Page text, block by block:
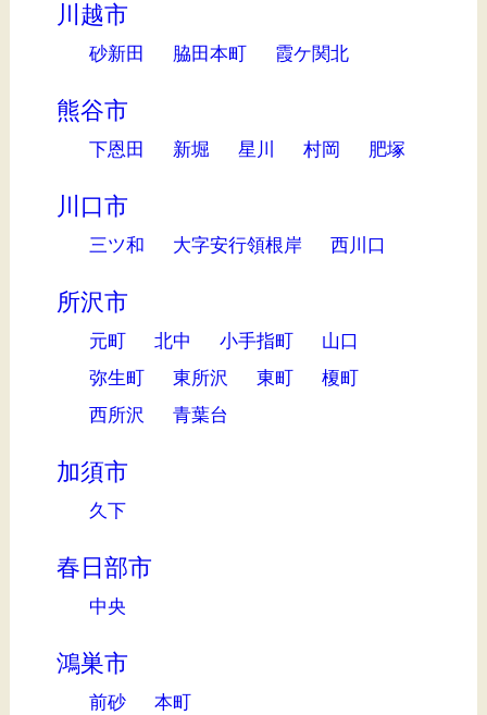
川越市
砂新田 脇田本町 霞ケ関北
熊谷市
下恩田 新堀 星川 村岡 肥塚
川口市
三ツ和 大字安行領根岸 西川口
所沢市
元町 北中 小手指町
山口
弥生町
東所沢 東町
榎町
西所沢
青葉台
加須市
久下
春日部市
中央
鴻巣市
前砂 本町